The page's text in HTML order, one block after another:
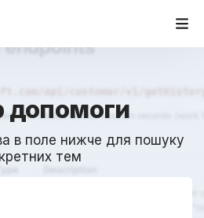
допомоги
в поле нижче для пошуку
тем